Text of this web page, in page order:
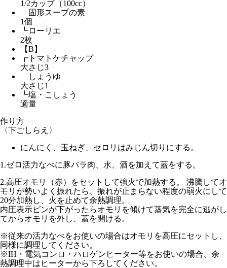
1/2カップ（100cc）
固形スープの素
1個
┗ローリエ
2枚
【B】
┏トマトケチャップ
大さじ3
しょうゆ
大さじ1
┗塩・こしょう
適量
作り方
〈下ごしらえ〉
にんにく、玉ねぎ、セロリはみじん切りにする。
1.ゼロ活力なべに豚バラ肉、水、酒を加えて蓋をする。
2.高圧オモリ（赤） をセットして強火で加熱する。 沸騰してオ
モリが勢いよく振れたら、振れが止まらない程度の弱火にして
20分加熱し、火を止めて余熱調理。
内圧表示ピンが下がったらオモリを傾けて蒸気を完全に逃がし
てからオモリを外し、蓋を開ける。
※従来の活力なべをお使いの場合はオモリを高圧にセットし、
同様に調理してください。
※IH・電気コンロ・ハロゲンヒーター等をお使いの場合、余
熱調理中はヒーターから下ろしてください。